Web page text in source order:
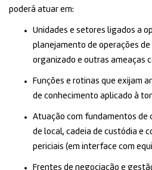
poderá atuar em:
Unidades e setores ligados a
planejamento de operações
organizado e outras ameaças
Funções e rotinas que exijam
de conhecimento aplicado à
Atuação com fundamentos de
de local, cadeia de custódia e
periciais (em interface com
Frentes de negociação e